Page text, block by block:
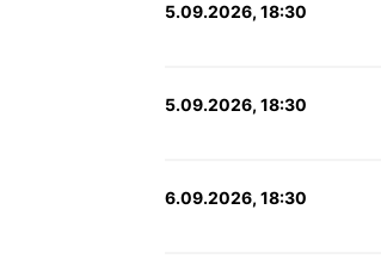
5.09.2026, 18:30
5.09.2026, 18:30
6.09.2026, 18:30